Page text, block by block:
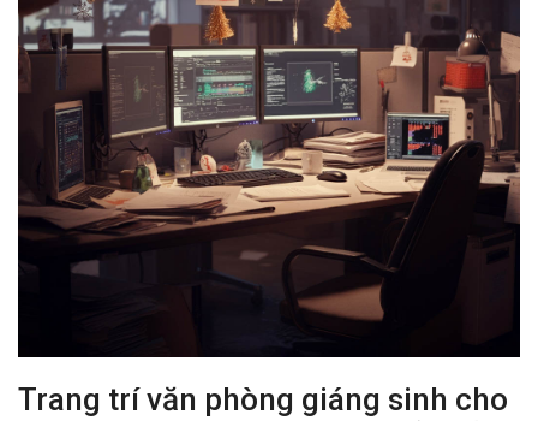
Trang trí văn phòng giáng sinh cho